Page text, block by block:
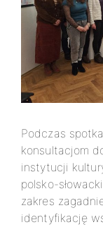
Podczas
konsultacjom
instytucji
polsko-
zakres
identyfikację